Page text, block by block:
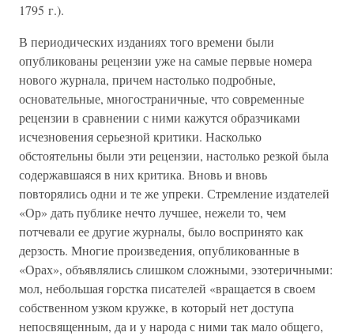
1795 г.).
В периодических изданиях того времени были
опубликованы рецензии уже на самые первые номера
нового журнала, причем настолько подробные,
основательные, многостраничные, что современные
рецензии в сравнении с ними кажутся образчиками
исчезновения серьезной критики. Насколько
обстоятельны были эти рецензии, настолько резкой была
содержавшаяся в них критика. Вновь и вновь
повторялись одни и те же упреки. Стремление издателей
«Ор» дать публике нечто лучшее, нежели то, чем
потчевали ее другие журналы, было воспринято как
дерзость. Многие произведения, опубликованные в
«Орах», объявлялись слишком сложными, эзотеричными:
мол, небольшая горстка писателей «вращается в своем
собственном узком кружке, в который нет доступа
непосвященным, да и у народа с ними так мало общего,